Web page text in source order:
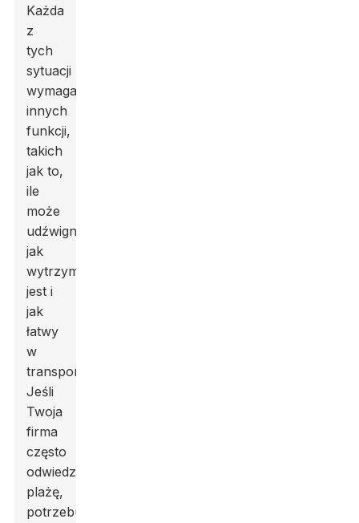
Każda
z
tych
sytuacji
wymaga
innych
funkcji,
takich
jak to,
ile
może
udźwignąć,
jak
wytrzymały
jest i
jak
łatwy
w
transporcie.
Jeśli
Twoja
firma
często
odwiedza
plażę,
potrzebujesz